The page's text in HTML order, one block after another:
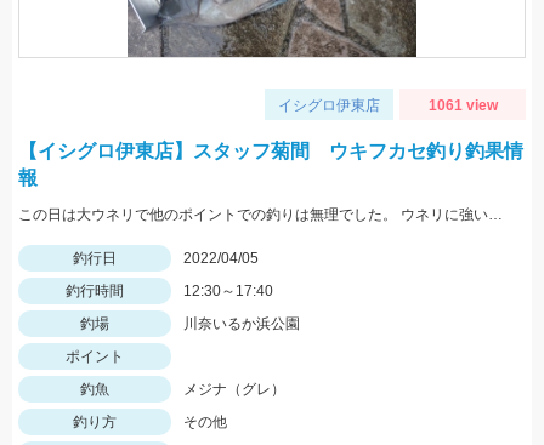
イシグロ伊東店 1061 view
【イシグロ伊東店】スタッフ菊間 ウキフカセ釣り釣果情
報
この日は大ウネリで他のポイントでの釣りは無理でした。 ウネリに強いこのポイントでも波は大きかったですが、 沖目のポイントでアタリが良く出ました！
釣行日
2022/04/05
釣行時間
12:30～17:40
釣場
川奈いるか浜公園
ポイント
釣魚
メジナ（グレ）
釣り方
その他